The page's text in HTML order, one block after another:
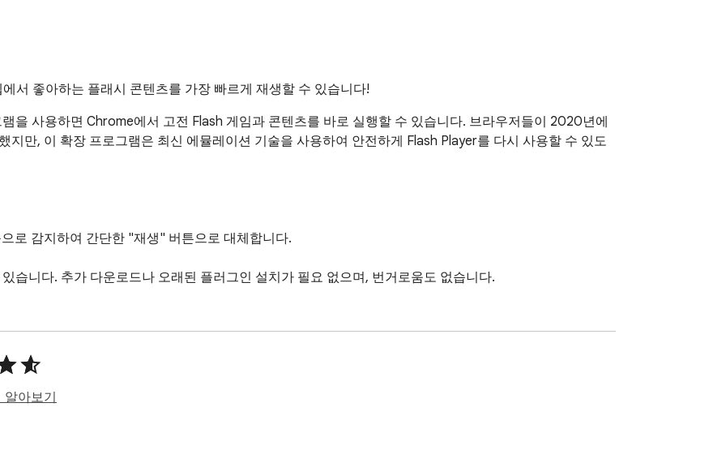
서 좋아하는 플래시 콘텐츠를 가장 빠르게 재생할 수 있습니다!
을 사용하면 Chrome에서 고전 Flash 게임과 콘텐츠를 바로 실행할 수 있습니다. 브라우저들이 2020년에
지만, 이 확장 프로그램은 최신 에뮬레이션 기술을 사용하여 안전하게 Flash Player를 다시 사용할 수 있도
로 감지하여 간단한 "재생" 버튼으로 대체합니다.
습니다. 추가 다운로드나 오래된 플러그인 설치가 필요 없으며, 번거로움도 없습니다.
과 SWF2JS(swf2js.com)를 지원합니다.
아보기